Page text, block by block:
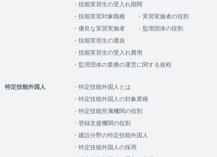
技能実習生の受入れ期間
技能実習対象職種
実習実施者の役割
優良な実習実施者
監理団体の役割
技能実習生の選抜
技能実習生の受入れ費用
監理団体の業務の運営に関する規程
特定技能外国人
特定技能外国人とは
特定技能外国人の対象業種
特定技能所属機関の役割
登録支援機関の役割
建設分野の特定技能外国人
特定技能外国人の採用